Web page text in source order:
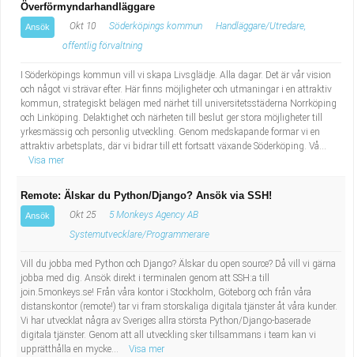
Överförmyndarhandläggare
Ansök Okt 10 Söderköpings kommun
Handläggare/Utredare,
offentlig förvaltning
I Söderköpings kommun vill vi skapa Livsglädje. Alla dagar. Det är vår vision
och något vi strävar efter. Här finns möjligheter och utmaningar i en attraktiv
kommun, strategiskt belägen med närhet till universitetsstäderna Norrköping
och Linköping. Delaktighet och närheten till beslut ger stora möjligheter till
yrkesmässig och personlig utveckling. Genom medskapande formar vi en
attraktiv arbetsplats, där vi bidrar till ett fortsatt växande Söderköping. Vå...
Visa mer
Remote: Älskar du Python/Django? Ansök via SSH!
Ansök Okt 25
5 Monkeys Agency AB
Systemutvecklare/Programmerare
Vill du jobba med Python och Django? Älskar du open source? Då vill vi gärna
jobba med dig. Ansök direkt i terminalen genom att SSH:a till
join.5monkeys.se! Från våra kontor i Stockholm, Göteborg och från våra
distanskontor (remote!) tar vi fram storskaliga digitala tjänster åt våra kunder.
Vi har utvecklat några av Sveriges allra största Python/Django-baserade
digitala tjänster. Genom att all utveckling sker tillsammans i team kan vi
upprätthålla en mycke...
Visa mer